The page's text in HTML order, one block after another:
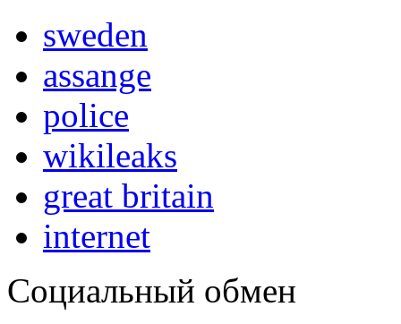
sweden
assange
police
wikileaks
great britain
internet
Социальный обмен